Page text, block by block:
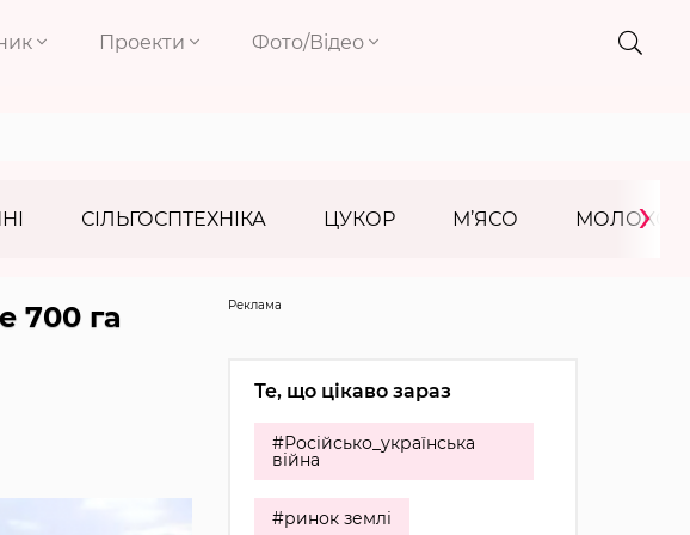
Проекти Фото/Відео
СІЛЬГОСПТЕХНІКА ЦУКОР М’ЯСО МОЛОКО
›
700 га
Реклама
Те, що цікаво зараз
#Російсько_українська
війна
#ринок землі